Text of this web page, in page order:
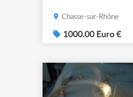
Chasse-sur-Rhône
1000.00 Euro €